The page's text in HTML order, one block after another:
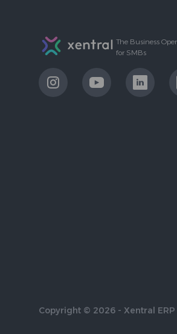
The Business
for SMBs
LinkExternalLinkExternal
Copyright © 2026 - Xentral